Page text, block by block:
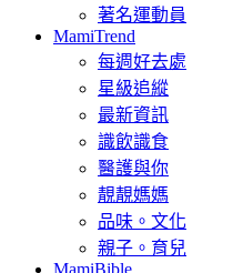
著名運動員
MamiTrend
每週好去處
星級追縱
最新資訊
識飲識食
醫護與你
靚靚媽媽
品味。文化
親子。育兒